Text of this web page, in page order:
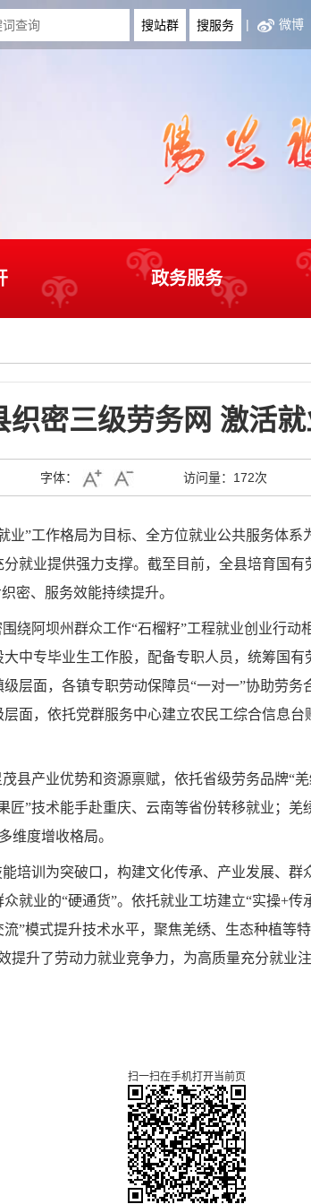
| 微博
政务服务
织密三级劳务网 激活
字体： 访问量： 172次
业”工作格局为目标、全方位就业公共服务体
就业提供强力支撑。截至目前，全县培育国
密、服务效能持续提升。
围绕阿坝州群众工作“石榴籽”工程就业创业行
中专毕业生工作股，配备专职人员，统筹国
层面，各镇专职劳动保障员“一对一”协助劳
面，依托党群服务中心建立农民工综合信息
茂县产业优势和资源禀赋，依托省级劳务品牌“
匠”技术能手赴重庆、云南等省份转移就业；
维度增收格局。
能培训为突破口，构建文化传承、产业发展、群
就业的“硬通货”。依托就业工坊建立“实操+
”模式提升技术水平，聚焦羌绣、生态种植等
提升了劳动力就业竞争力，为高质量充分就业注
扫一扫在手机打开当前页